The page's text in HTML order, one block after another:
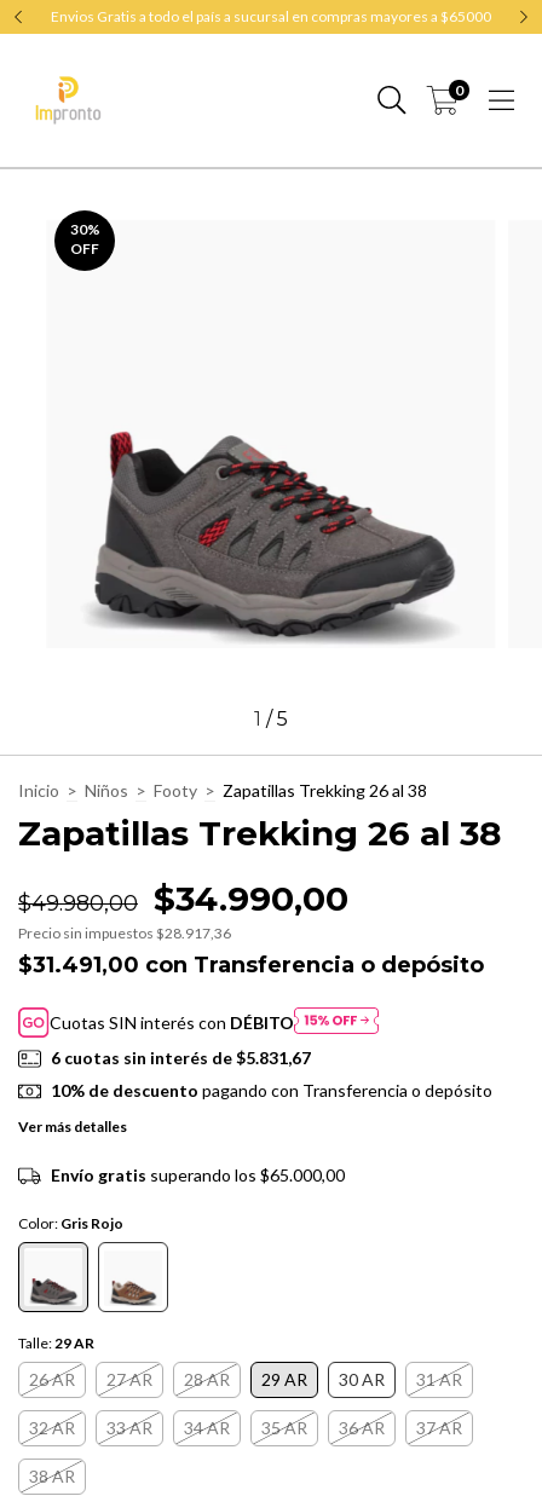
Envios Gratis a todo el país a sucursal en compras mayores a $65000
0
30%
OFF
1 /5
Inicio > Niños > Footy > Zapatillas Trekking 26 al 38
Zapatillas Trekking 26 al 38
$49.980,00 $34.990,00
Precio sin impuestos $28.917,36
$31.491,00 con Transferencia o depósito
Cuotas SIN interés con DÉBITO
6 cuotas sin interés de$5.831,67
10% de descuento pagando con Transferencia o depósito
Ver más detalles
Envío gratis superando los $65.000,00
Color: Gris Rojo
Talle: 29 AR
26 AR 27 AR 28 AR 29 AR 30 AR 31 AR
32 AR 33 AR 34 AR 35 AR 36 AR 37 AR
38 AR